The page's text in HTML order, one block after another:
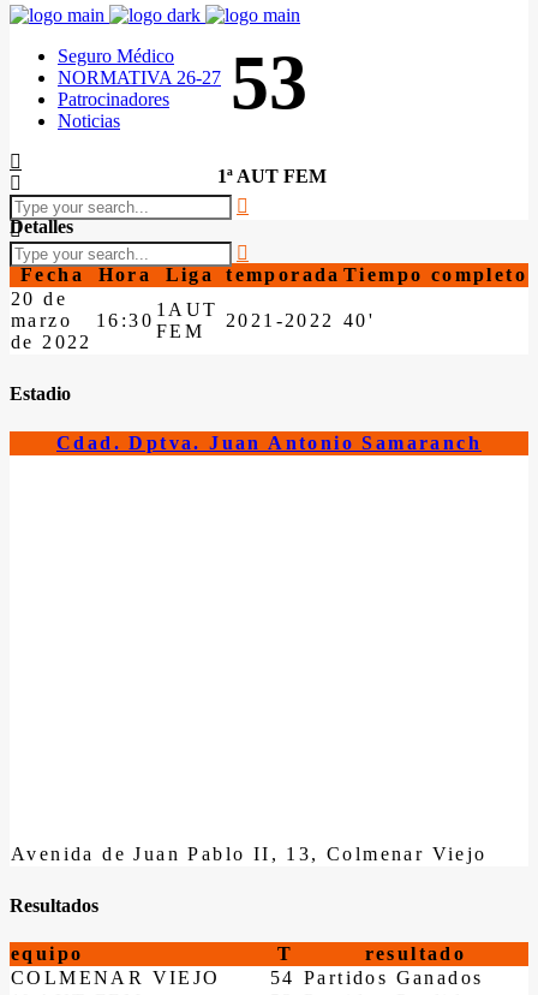
Seguro Médico
NORMATIVA 26-27
Patrocinadores
Noticias
53
1ª AUT FEM
Detalles
Fecha Hora Liga temporada Tiempo completo
20 de
marzo
de 2022
16:30
1AUT
FEM
2021-2022 40'
Estadio
Cdad. Dptva. Juan Antonio Samaranch
Avenida de Juan Pablo II, 13, Colmenar Viejo
Resultados
equipo T
resultado
COLMENAR VIEJO
54 Partidos Ganados